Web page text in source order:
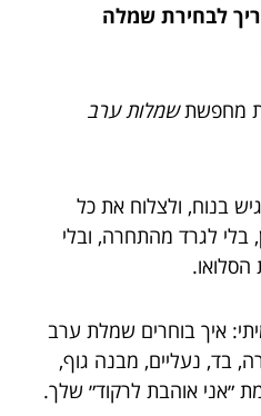
לבחירת שמלה
מחפשתשמלות ערב
בנוח, ולצלוח את כל
בלי לגרד מהתחרה, ובלי
איך בוחרים שמלת ערב
בד, נעליים, מבנה גוף,
״אני אוהבת לרקוד״ שלך.